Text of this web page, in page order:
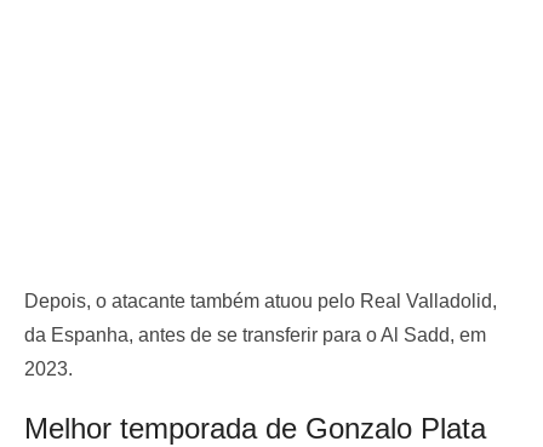
Depois, o atacante também atuou pelo Real Valladolid,
da Espanha, antes de se transferir para o Al Sadd, em
2023.
Melhor temporada de Gonzalo Plata